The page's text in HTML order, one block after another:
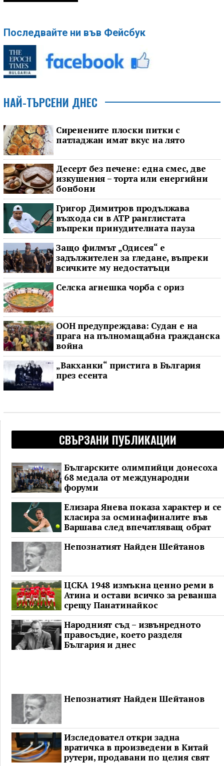
Последвайте ни във Фейсбук
НАЙ-ТЪРСЕНИ ДНЕС
Сиренените плоски питки с
патладжан имат вкус на лято
Десерт без печене: една смес, две
изкушения – торта или енергийни
бонбони
Григор Димитров продължава
възхода си в ATP ранглистата
въпреки принудителната пауза
Защо филмът „Одисея“ е
задължителен за гледане, въпреки
всичките му недостатъци
Селска агнешка чорба с ориз
ООН предупреждава: Судан е на
прага на пълномащабна гражданска
война
„Вакханки“ пристига в България
през есента
СВЪРЗАНИ ПУБЛИКАЦИИ
Българските олимпийци донесоха
68 медала от международни
форуми
Елизара Янева показа характер и се
класира за осминафиналите във
Варшава след впечатляващ обрат
Непознатият Найден Шейтанов
ЦСКА 1948 измъкна ценно реми в
Атина и остави всичко за реванша
срещу Панатинайкос
Народният съд – извънредното
правосъдие, което разделя
България и днес
Непознатият Найден Шейтанов
Изследовател откри задна
вратичка в произведени в Китай
рутери, продавани по целия свят